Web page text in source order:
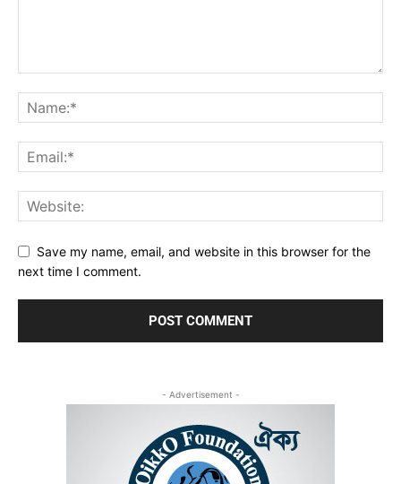
Save my name, email, and website in this browser for the
next time I comment.
- Advertisement -